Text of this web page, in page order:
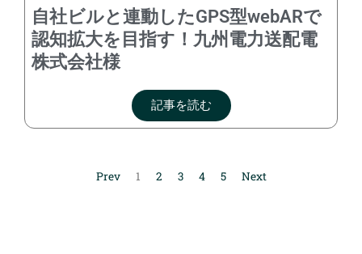
自社ビルと連動したGPS型webARで
認知拡大を目指す！九州電力送配電
株式会社様
記事を読む
Prev 1 2 3 4 5 Next